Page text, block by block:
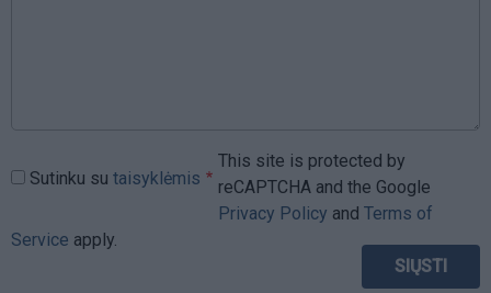
Sutinku su taisyklėmis
This site is protected by
reCAPTCHA and the Google
Privacy Policy and Terms of
Service apply.